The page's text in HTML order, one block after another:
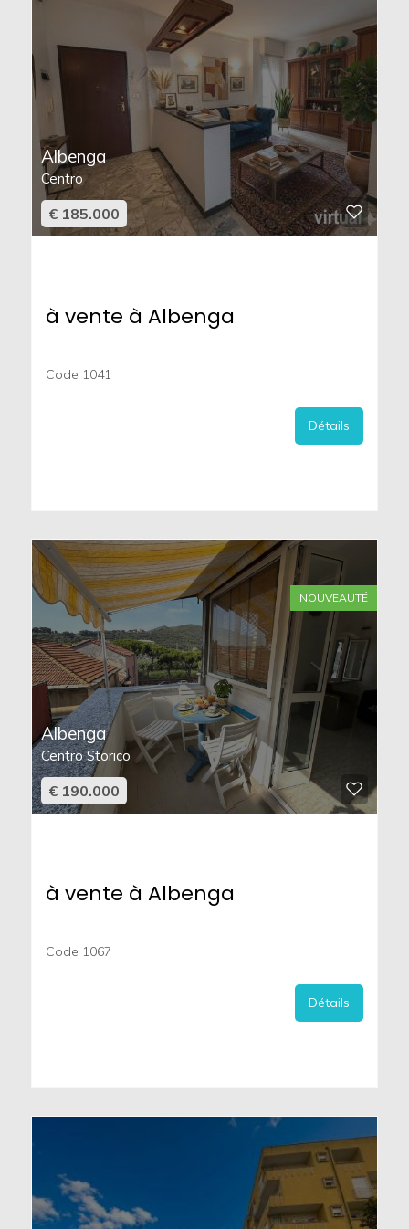
Albenga
Centro
€ 185.000
à vente à Albenga
Code 1041
Détails
NOUVEAUTÉ
Albenga
Centro Storico
€ 190.000
à vente à Albenga
Code 1067
Détails